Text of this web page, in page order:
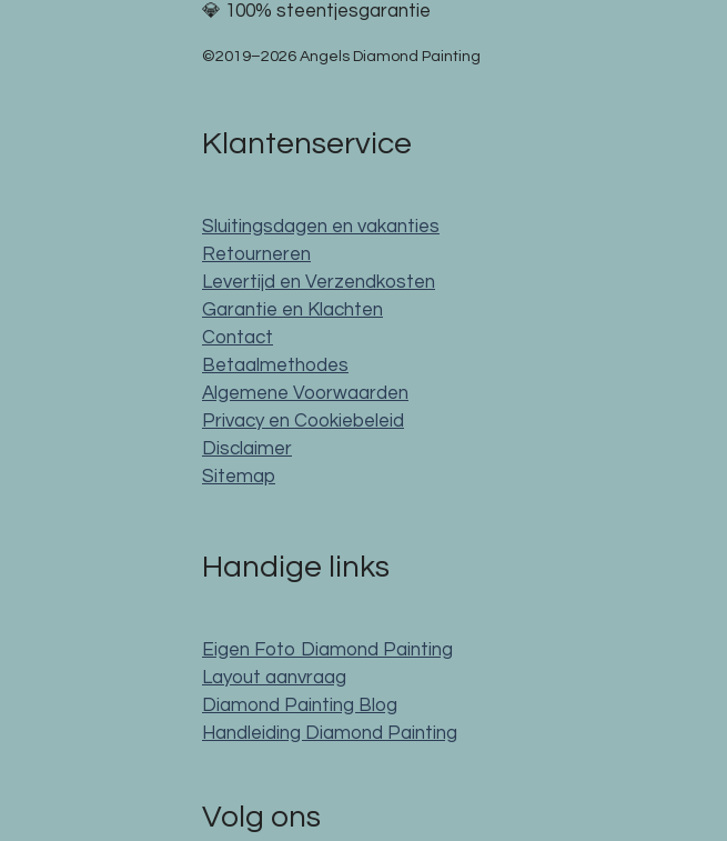
💎 100% steentjesgarantie
©2019–2026 Angels Diamond Painting
Klantenservice
Sluitingsdagen en vakanties
Retourneren
Levertijd en Verzendkosten
Garantie en Klachten
Contact
Betaalmethodes
Algemene Voorwaarden
Privacy en Cookiebeleid
Disclaimer
Sitemap
Handige links
Eigen Foto Diamond Painting
Layout aanvraag
Diamond Painting Blog
Handleiding Diamond Painting
Volg ons